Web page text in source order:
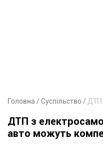
Головна Суспільство
ДТП з
авто можуть